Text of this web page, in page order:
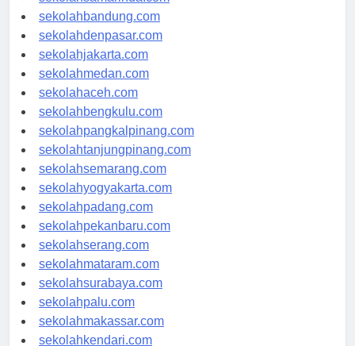
sekolahsamarinda.com
sekolahbandung.com
sekolahdenpasar.com
sekolahjakarta.com
sekolahmedan.com
sekolahaceh.com
sekolahbengkulu.com
sekolahpangkalpinang.com
sekolahtanjungpinang.com
sekolahsemarang.com
sekolahyogyakarta.com
sekolahpadang.com
sekolahpekanbaru.com
sekolahserang.com
sekolahmataram.com
sekolahsurabaya.com
sekolahpalu.com
sekolahmakassar.com